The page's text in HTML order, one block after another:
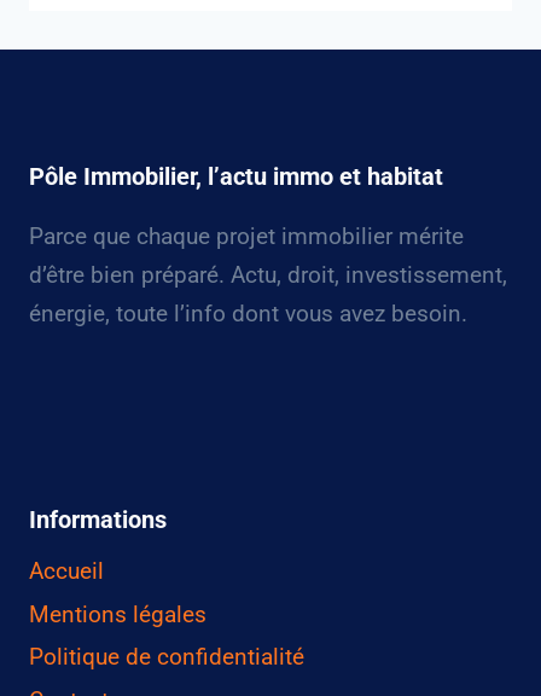
Pôle Immobilier, l’actu immo et habitat
Parce que chaque projet immobilier mérite
d’être bien préparé. Actu, droit, investissement,
énergie, toute l’info dont vous avez besoin.
Informations
Accueil
Mentions légales
Politique de confidentialité